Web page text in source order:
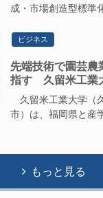
成・市場創造型標準
ビジネス
先端技術で園芸農
指す 久留米工業
久留米工業大学（
市）は、福岡県と産
もっと見る